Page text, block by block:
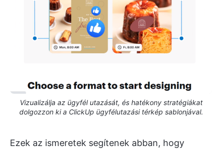
Vizualizálja az ügyfél utazását, és hatékony stratégiákat
dolgozzon ki a ClickUp ügyfélutazási térkép sablonjával.
Ezek az ismeretek segítenek abban, hogy